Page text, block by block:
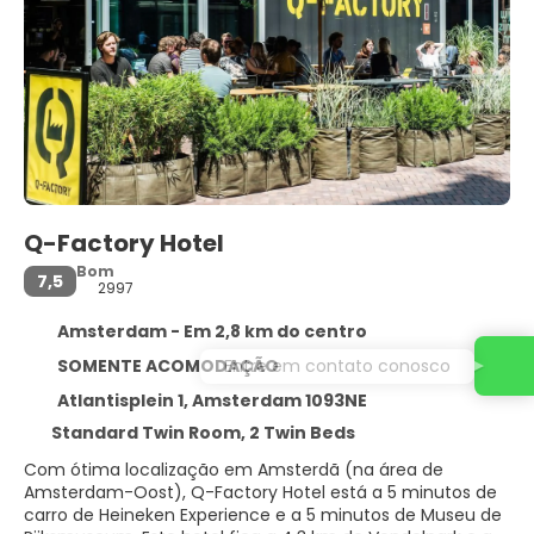
Q-Factory Hotel
7,5
Bom
2997
Amsterdam - Em 2,8 km do centro
SOMENTE ACOMODAÇÃO
Atlantisplein 1, Amsterdam 1093NE
Standard Twin Room, 2 Twin Beds
Com ótima localização em Amsterdã (na área de
Amsterdam-Oost), Q-Factory Hotel está a 5 minutos de
carro de Heineken Experience e a 5 minutos de Museu de
Entre em contato conosco